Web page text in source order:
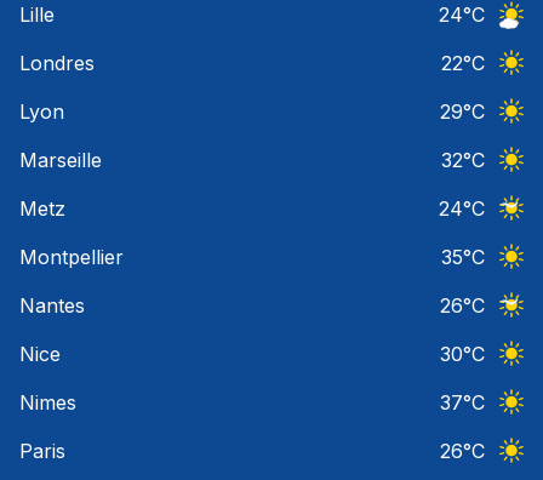
Lille
24°C
Londres
22°C
Lyon
29°C
Marseille
32°C
Metz
24°C
Montpellier
35°C
Nantes
26°C
Nice
30°C
Nimes
37°C
Paris
26°C